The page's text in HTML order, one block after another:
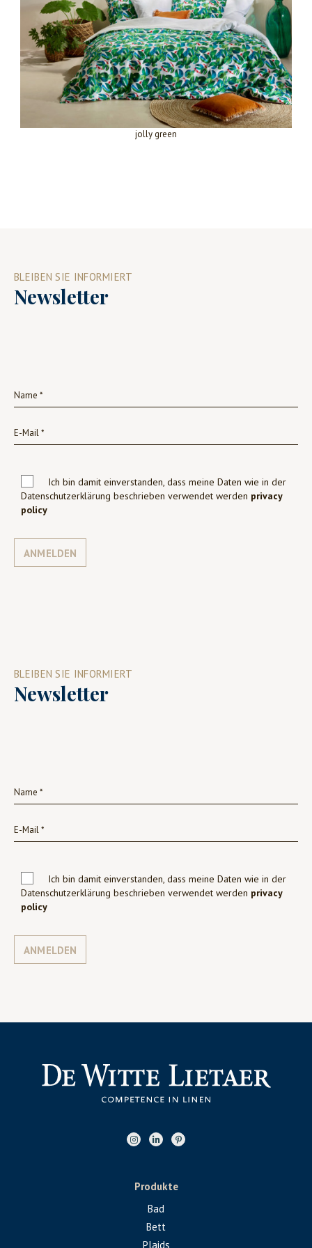
jolly green
BLEIBEN SIE INFORMIERT
Newsletter
Ich bin damit einverstanden, dass meine Daten wie in der
Datenschutzerklärung beschrieben verwendet werden privacy
policy
ANMELDEN
BLEIBEN SIE INFORMIERT
Newsletter
Ich bin damit einverstanden, dass meine Daten wie in der
Datenschutzerklärung beschrieben verwendet werden privacy
policy
ANMELDEN
Produkte
Bad
Bett
Plaids